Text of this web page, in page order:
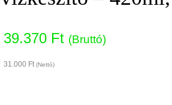
39.370 Ft (Bruttó)
31.000 Ft(Nettó)